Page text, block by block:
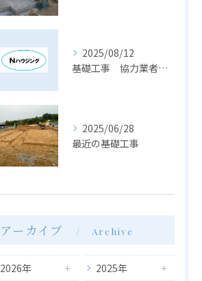
2025/08/12
基礎工事 協力業者急募！
2025/06/28
最近の基礎工事
アーカイブ Archive
2026年 2025年